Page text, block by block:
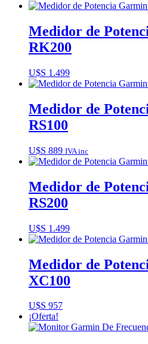
Medidor de
RK200
U$S 1.499
Medidor de
RS100
U$S 889 IVA inc
Medidor de
RS200
U$S 1.499
Medidor de
XC100
U$S 957
¡Oferta!